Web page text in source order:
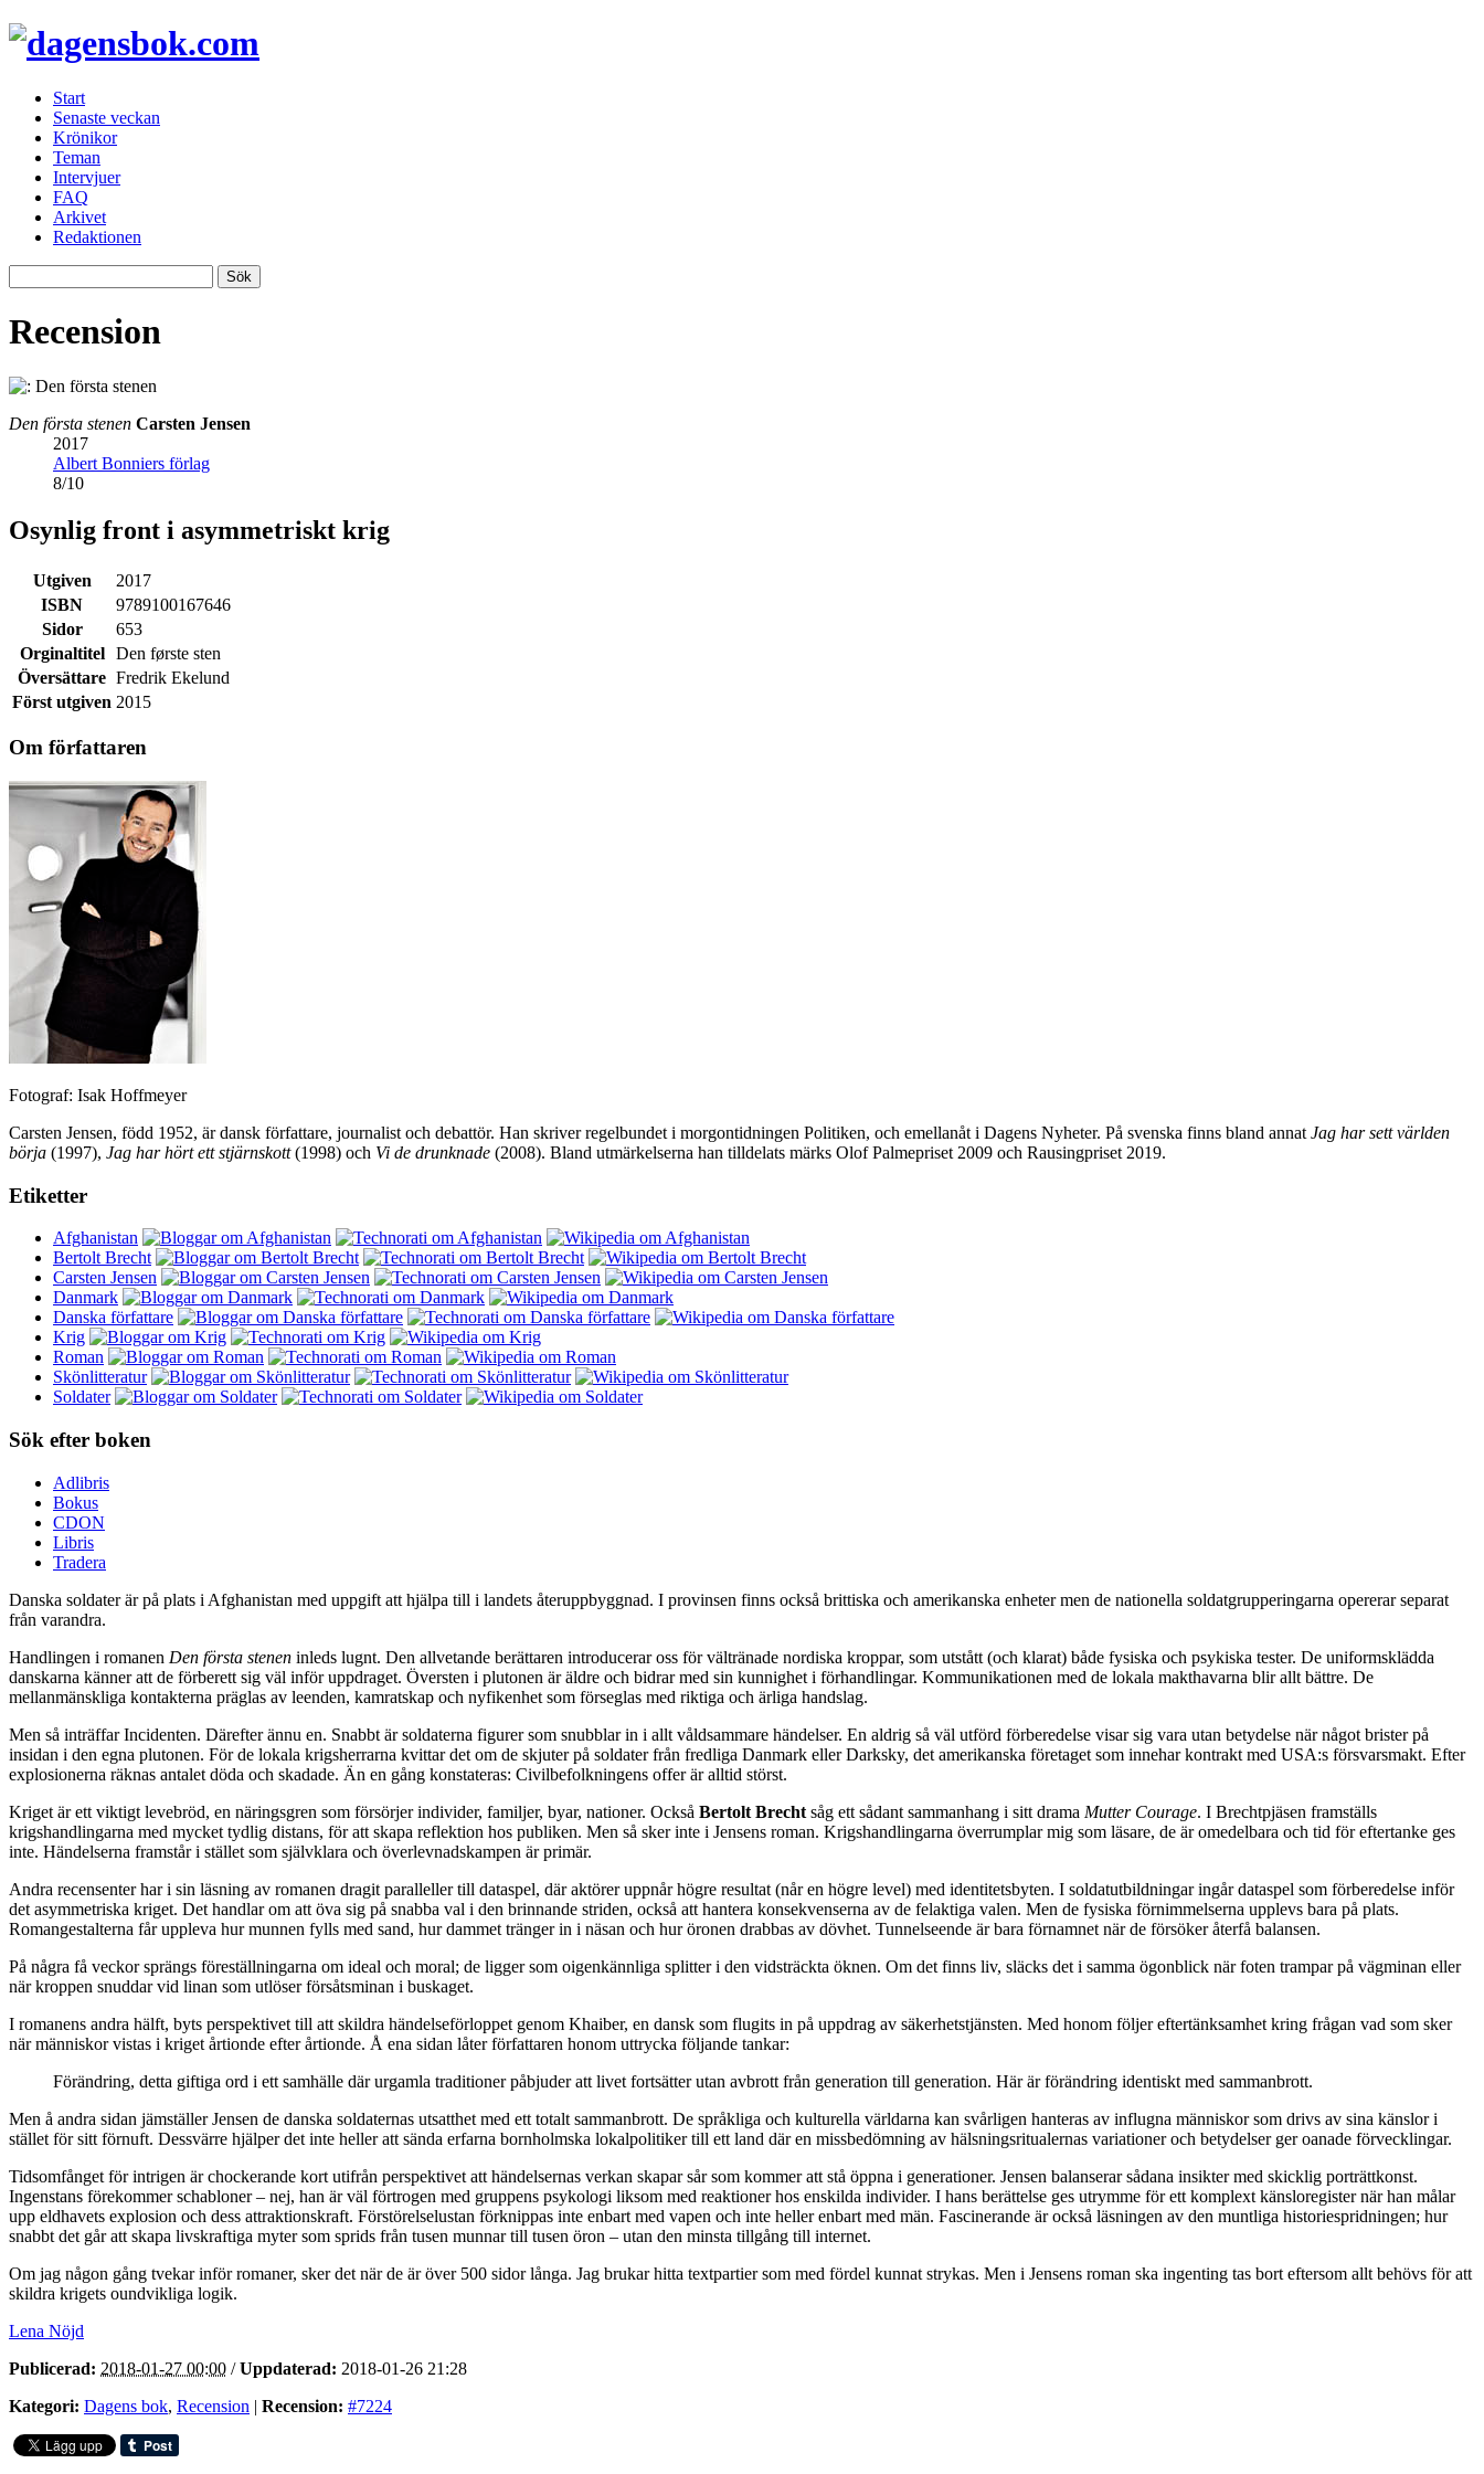
Start
Senaste veckan
Krönikor
Teman
Intervjuer
FAQ
Arkivet
Redaktionen
Recension
Den första stenen Carsten Jensen
2017
Albert Bonniers förlag
8/10
Osynlig front i asymmetriskt krig
Utgiven
2017
ISBN
9789100167646
Sidor
653
Orginaltitel
Den første sten
Översättare Fredrik Ekelund
Först utgiven 2015
Om författaren
Fotograf: Isak Hoffmeyer
Carsten Jensen, född 1952, är dansk författare, journalist och debattör. Han skriver regelbundet i morgontidningen Politiken, och emellanåt i Dagens Nyheter. På svenska finns bland annat Jag har sett världen
börja (1997), Jag har hört ett stjärnskott(1998) och Vi de drunknade (2008). Bland utmärkelserna han tilldelats märks Olof Palmepriset 2009 och Rausingpriset 2019.
Etiketter
Afghanistan
Bertolt Brecht
Carsten Jensen
Danmark
Danska författare
Krig
Roman
Skönlitteratur
Soldater
Sök efter boken
Adlibris
Bokus
CDON
Libris
Tradera
Danska soldater är på plats i Afghanistan med uppgift att hjälpa till i landets återuppbyggnad. I provinsen finns också brittiska och amerikanska enheter men de nationella soldatgrupperingarna opererar separat
från varandra.
Handlingen i romanen Den första stenen inleds lugnt. Den allvetande berättaren introducerar oss för vältränade nordiska kroppar, som utstått (och klarat) både fysiska och psykiska tester. De uniformsklädda
danskarna känner att de förberett sig väl inför uppdraget. Översten i plutonen är äldre och bidrar med sin kunnighet i förhandlingar. Kommunikationen med de lokala makthavarna blir allt bättre. De
mellanmänskliga kontakterna präglas av leenden, kamratskap och nyfikenhet som förseglas med riktiga och ärliga handslag.
Men så inträffar Incidenten. Därefter ännu en. Snabbt är soldaterna figurer som snubblar in i allt våldsammare händelser. En aldrig så väl utförd förberedelse visar sig vara utan betydelse när något brister på
insidan i den egna plutonen. För de lokala krigsherrarna kvittar det om de skjuter på soldater från fredliga Danmark eller Darksky, det amerikanska företaget som innehar kontrakt med USA:s försvarsmakt. Efter
explosionerna räknas antalet döda och skadade. Än en gång konstateras: Civilbefolkningens offer är alltid störst.
Kriget är ett viktigt levebröd, en näringsgren som försörjer individer, familjer, byar, nationer. Också Bertolt Brecht såg ett sådant sammanhang i sitt drama Mutter Courage. I Brechtpjäsen framställs
krigshandlingarna med mycket tydlig distans, för att skapa reflektion hos publiken. Men så sker inte i Jensens roman. Krigshandlingarna överrumplar mig som läsare, de är omedelbara och tid för eftertanke ges
inte. Händelserna framstår i stället som självklara och överlevnadskampen är primär.
Andra recensenter har i sin läsning av romanen dragit paralleller till dataspel, där aktörer uppnår högre resultat (når en högre level) med identitetsbyten. I soldatutbildningar ingår dataspel som förberedelse inför
det asymmetriska kriget. Det handlar om att öva sig på snabba val i den brinnande striden, också att hantera konsekvenserna av de felaktiga valen. Men de fysiska förnimmelserna upplevs bara på plats.
Romangestalterna får uppleva hur munnen fylls med sand, hur dammet tränger in i näsan och hur öronen drabbas av dövhet. Tunnelseende är bara förnamnet när de försöker återfå balansen.
På några få veckor sprängs föreställningarna om ideal och moral; de ligger som oigenkännliga splitter i den vidsträckta öknen. Om det finns liv, släcks det i samma ögonblick när foten trampar på vägminan eller
när kroppen snuddar vid linan som utlöser försåtsminan i buskaget.
I romanens andra hälft, byts perspektivet till att skildra händelseförloppet genom Khaiber, en dansk som flugits in på uppdrag av säkerhetstjänsten. Med honom följer eftertänksamhet kring frågan vad som sker
när människor vistas i kriget årtionde efter årtionde. Å ena sidan låter författaren honom uttrycka följande tankar:
Förändring, detta giftiga ord i ett samhälle där urgamla traditioner påbjuder att livet fortsätter utan avbrott från generation till generation. Här är förändring identiskt med sammanbrott.
Men å andra sidan jämställer Jensen de danska soldaternas utsatthet med ett totalt sammanbrott. De språkliga och kulturella världarna kan svårligen hanteras av influgna människor som drivs av sina känslor i
stället för sitt förnuft. Dessvärre hjälper det inte heller att sända erfarna bornholmska lokalpolitiker till ett land där en missbedömning av hälsningsritualernas variationer och betydelser ger oanade förvecklingar.
Tidsomfånget för intrigen är chockerande kort utifrån perspektivet att händelsernas verkan skapar sår som kommer att stå öppna i generationer. Jensen balanserar sådana insikter med skicklig porträttkonst.
Ingenstans förekommer schabloner – nej, han är väl förtrogen med gruppens psykologi liksom med reaktioner hos enskilda individer. I hans berättelse ges utrymme för ett komplext känsloregister när han målar
upp eldhavets explosion och dess attraktionskraft. Förstörelselustan förknippas inte enbart med vapen och inte heller enbart med män. Fascinerande är också läsningen av den muntliga historiespridningen; hur
snabbt det går att skapa livskraftiga myter som sprids från tusen munnar till tusen öron – utan den minsta tillgång till internet.
Om jag någon gång tvekar inför romaner, sker det när de är över 500 sidor långa. Jag brukar hitta textpartier som med fördel kunnat strykas. Men i Jensens roman ska ingenting tas bort eftersom allt behövs för att
skildra krigets oundvikliga logik.
Lena Nöjd
Publicerad: 2018-01-27 00:00 /Uppdaterad: 2018-01-26 21:28
Kategori: Dagens bok, Recension | Recension: #7224